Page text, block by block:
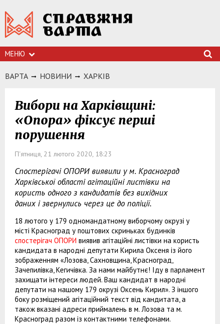
МЕНЮ
ВАРТА НОВИНИ ХАРКIВ
Вибори на Харківщині:
«Опора» фіксує перші
порушення
П'ятниця, 21 лютого 2020, 18:23
Спостерігачі ОПОРИ виявили у м. Красноград
Харківської області агітаційні листівки на
користь одного з кандидатів без вихідних
даних і звернулись через це до поліції.
18 лютого у 179 одномандатному виборчому окрузі у
місті Красноград у поштових скриньках будинків
спостерігач ОПОРИ виявив агітаційні листівки на користь
кандидата в народні депутати Кирила Оксеня із його
зображенням «Лозова, Сахновщина, Красноград,
Зачепилівка, Кегичівка. За нами майбутнє! Іду в парламент
захищати інтереси людей. Ваш кандидат в народні
депутати на нашому 179 окрузі Оксень Кирил». З іншого
боку розміщений агітаційний текст від кандитата, а
також вказані адреси приймалень в м. Лозова та м.
Красноград разом із контактними телефонами.